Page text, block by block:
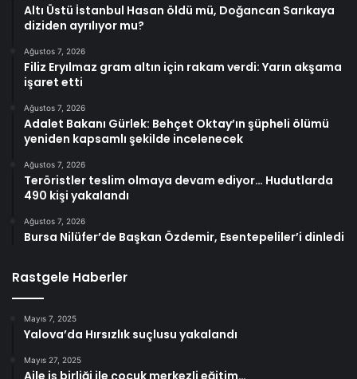
Altı Üstü İstanbul Hasan öldü mü, Doğancan Sarıkaya
diziden ayrılıyor mu?
Ağustos 7, 2026
Filiz Eryılmaz gram altın için rakam verdi: Yarın akşama
işaret etti
Ağustos 7, 2026
Adalet Bakanı Gürlek: Behçet Oktay’ın şüpheli ölümü
yeniden kapsamlı şekilde incelenecek
Ağustos 7, 2026
Teröristler teslim olmaya devam ediyor… Hudutlarda
490 kişi yakalandı
Ağustos 7, 2026
Bursa Nilüfer’de Başkan Özdemir, Esentepeliler’i dinledi
Rastgele Haberler
Mayıs 7, 2025
Yalova’da Hırsızlık suçlusu yakalandı
Mayıs 27, 2025
Aile iş birliği ile çocuk merkezli eğitim…